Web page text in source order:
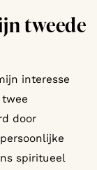
tweede
interesse
door
spiritueel